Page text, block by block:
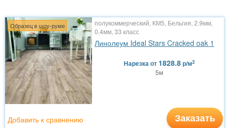
Образец в шоу-руме
полукоммерческий, КМ5, Бельгия, 2.9мм,
0.4мм, 33 класс
Линолеум Ideal Stars Cracked oak 1
Нарезкаот 1828.8р/м2
5м
Заказать
Добавить к сравнению